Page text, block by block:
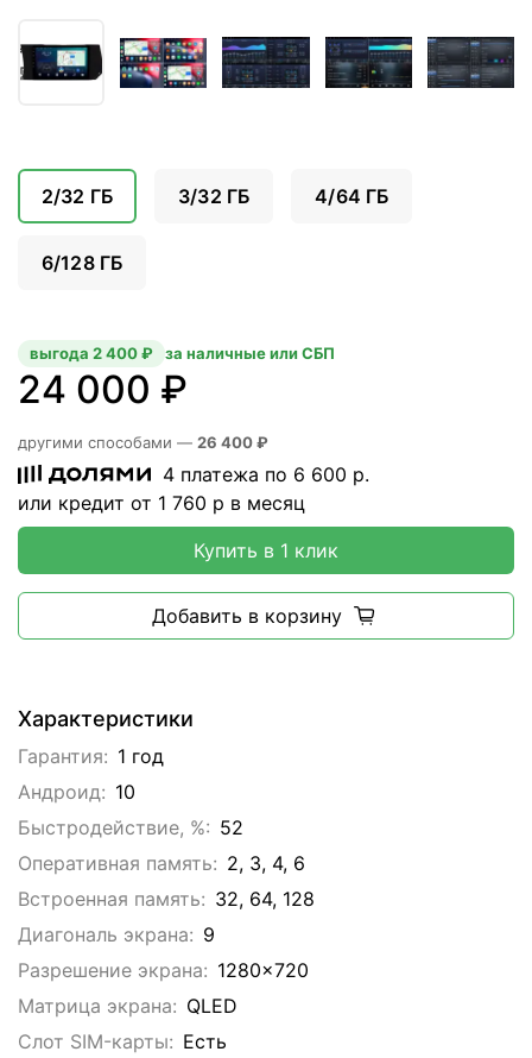
Характеристики
Гарантия: 1 год
Андроид: 10
Быстродействие, %: 52
Оперативная память: 2, 3, 4, 6
Встроенная память: 32, 64, 128
Диагональ экрана: 9
Разрешение экрана: 1280x720
Матрица экрана: QLED
Слот SIM-карты: Eсть
2/32 ГБ 3/32 ГБ 4/64 ГБ
6/128 ГБ
24 000 ₽
выгода 2 400 ₽ за наличные или СБП
другими способами — 26 400 ₽
4 платежа по 6 600 р.
или кредит от 1 760 р в месяц
Купить в 1 клик
Добавить в корзину